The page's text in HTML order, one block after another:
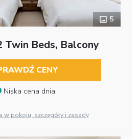
5
Twin Beds, Balcony
CENY
Niska cena dnia
w pokoju, szczegóły i zasady